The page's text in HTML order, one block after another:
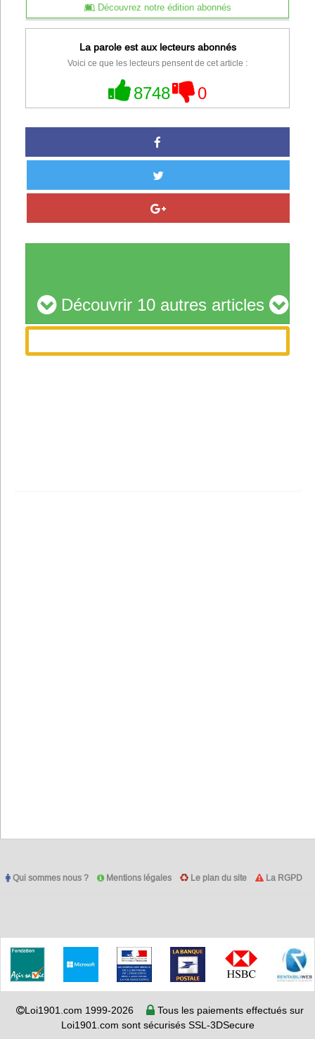
Découvrez notre édition abonnés
La parole est aux lecteurs abonnés
Voici ce que les lecteurs pensent de cet article :
8748 0
Découvrir 10 autres articles
Qui sommes nous ? Mentions légales Le plan du site La RGPD
Loi1901.com 1999-2026
Tous les paiements effectués sur
Loi1901.com sont sécurisés SSL-3DSecure